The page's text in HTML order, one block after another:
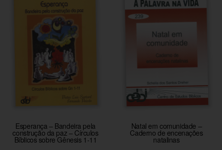
Esperança – Bandeira pela
construção da paz – Círculos
Bíblicos sobre Gênesis 1-11
Natal em comunidade –
Caderno de encenações
natalinas